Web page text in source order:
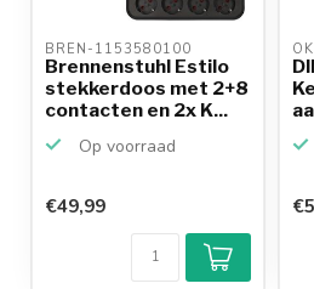
BREN-1153580100
Brennenstuhl Estilo
stekkerdoos met 2+8
contacten en 2x K...
Op voorraad
€49,99